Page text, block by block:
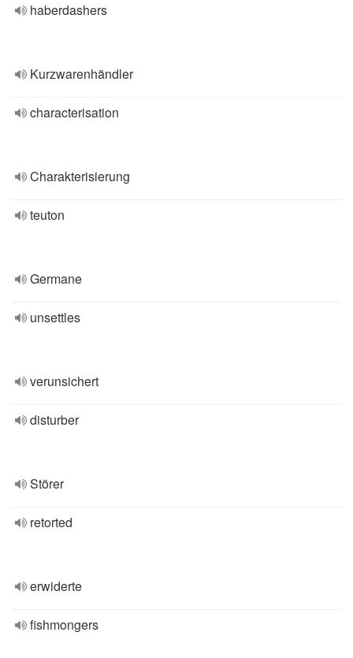
haberdashers
Kurzwarenhändler
characterisation
Charakterisierung
teuton
Germane
unsettles
verunsichert
disturber
Störer
retorted
erwiderte
fishmongers